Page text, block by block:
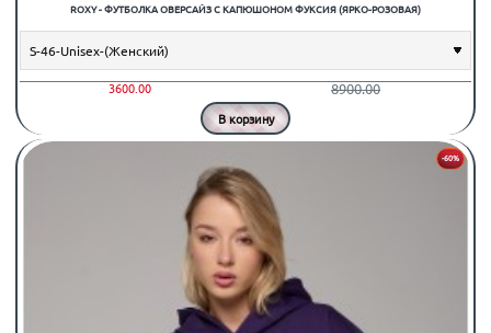
ROXY - ФУТБОЛКА ОВЕРСАЙЗ С КАПЮШОНОМ ФУКСИЯ (ЯРКО-РОЗОВАЯ)
3600.00 8900.00
В корзину
-60%